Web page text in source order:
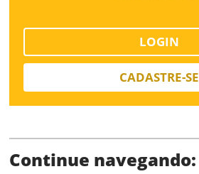
LOGIN
CADASTRE-SE
Continue navegando:
Tipo de download